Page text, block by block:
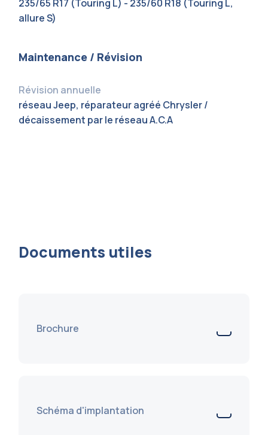
235/65 R17 (Touring L) - 235/60 R18 (Touring L,
allure S)
Maintenance / Révision
Révision annuelle
réseau Jeep, réparateur agréé Chrysler /
décaissement par le réseau A.C.A
Documents utiles
Brochure
Schéma d'implantation